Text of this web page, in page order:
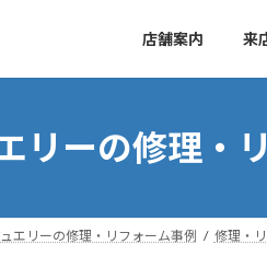
店舗案内 来
リーの修理・
エリーの修理・リフォーム事例 修理・